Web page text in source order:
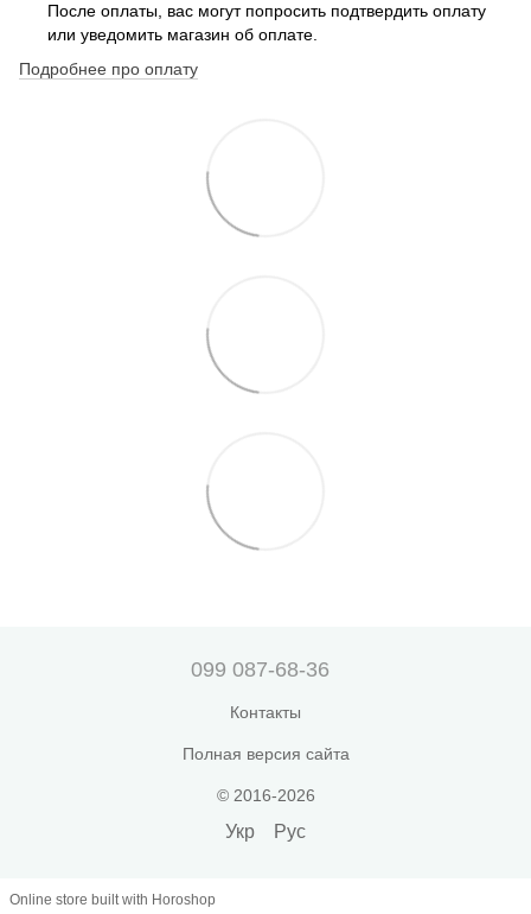
После оплаты, вас могут попросить подтвердить оплату
или уведомить магазин об оплате.
Подробнее про оплату
099 087-68-36
Контакты
Полная версия сайта
© 2016-2026
Укр Рус
Online store built with Horoshop